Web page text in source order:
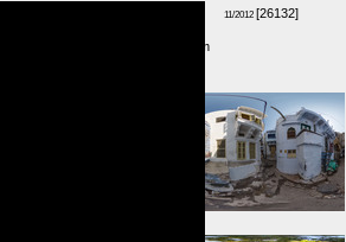
11/2012 [26132]
GPS-Höhe: 261m